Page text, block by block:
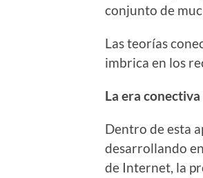
conjunto de
Las teorías
imbrica en los
La era conectiva
Dentro de esta
desarrollando
de Internet, la